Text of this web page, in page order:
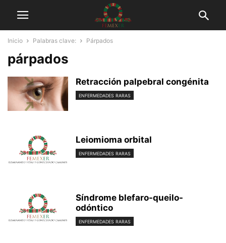
Inicio Palabras clave: Párpados
párpados
Retracción palpebral congénita
ENFERMEDADES RARAS
Leiomioma orbital
ENFERMEDADES RARAS
Síndrome blefaro-queilo-
odóntico
ENFERMEDADES RARAS